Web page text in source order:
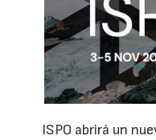
ISPO abrirá un